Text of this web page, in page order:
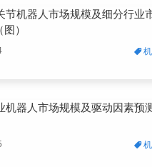
节机器人市场规模及细分行业
）
机器人市场规模及驱动因素预